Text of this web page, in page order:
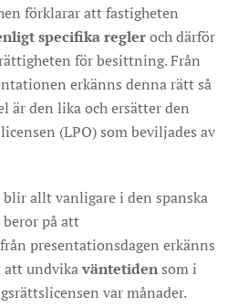
förklarar att fastigheten
specifika regleroch därför
för besittning. Från
erkänns denna rätt så
är den lika och ersätter den
(LPO) som beviljades ​​av
allt vanligare i den spanska
på att
presentationsdagen erkänns
att undvikaväntetiden som i
var månader.